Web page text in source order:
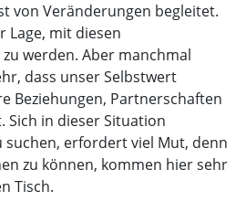
von Veränderungen begleitet.
Lage, mit diesen
werden. Aber manchmal
dass unser Selbstwert
Beziehungen, Partnerschaften
Sich in dieser Situation
suchen, erfordert viel Mut, denn
zu können, kommen hier sehr
Tisch.